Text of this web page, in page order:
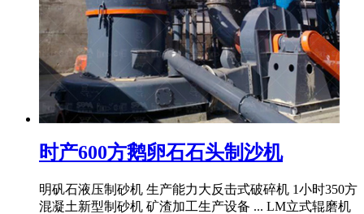
时产600方鹅卵石石头制沙机
明矾石液压制砂机 生产能力大反击式破碎机 1小时350方
混凝土新型制砂机 矿渣加工生产设备 ... LM立式辊磨机